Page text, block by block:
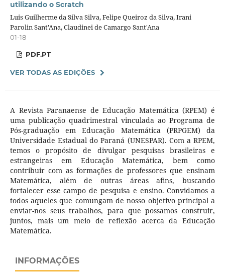
utilizando o Scratch
Luis Guilherme da Silva Silva, Felipe Queiroz da Silva, Irani
Parolin Sant'Ana, Claudinei de Camargo Sant'Ana
01-18
PDF.PT
VER TODAS AS EDIÇÕES
A Revista Paranaense de Educação Matemática (RPEM) é
uma publicação quadrimestral vinculada ao Programa de
Pós-graduação em Educação Matemática (PRPGEM) da
Universidade Estadual do Paraná (UNESPAR). Com a RPEM,
temos o propósito de divulgar pesquisas brasileiras e
estrangeiras em Educação Matemática, bem como
contribuir com as formações de professores que ensinam
Matemática, além de outras áreas afins, buscando
fortalecer esse campo de pesquisa e ensino. Convidamos a
todos aqueles que comungam de nosso objetivo principal a
enviar-nos seus trabalhos, para que possamos construir,
juntos, mais um meio de reflexão acerca da Educação
Matemática.
INFORMAÇÕES